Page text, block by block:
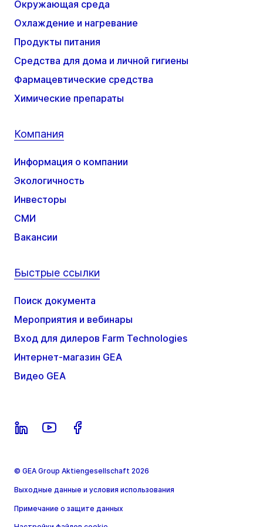
Окружающая среда
Охлаждение и нагревание
Продукты питания
Средства для дома и личной гигиены
Фармацевтические средства
Химические препараты
Компания
Информация о компании
Экологичность
Инвесторы
СМИ
Вакансии
Быстрые ссылки
Поиск документа
Мероприятия и вебинары
Вход для дилеров Farm Technologies
Интернет-магазин GEA
Видео GEA
© GEA Group Aktiengesellschaft 2026
Выходные данные и условия использования
Примечание о защите данных